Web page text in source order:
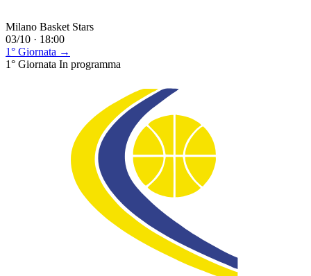
Milano Basket Stars
03/10 · 18:00
1° Giornata →
1° Giornata In programma